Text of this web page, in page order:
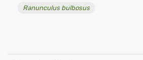
Ranunculus bulbosus